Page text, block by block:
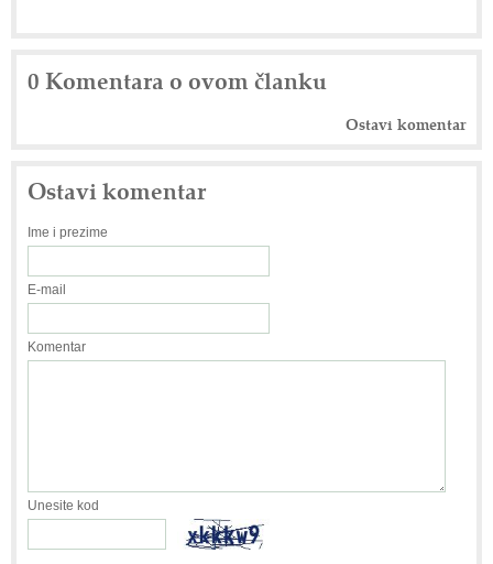
0 Komentara o ovom članku
Ostavi komentar
Ostavi komentar
Ime i prezime
E-mail
Komentar
Unesite kod